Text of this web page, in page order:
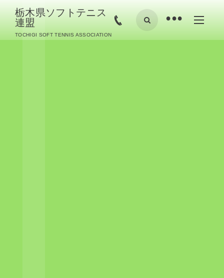
栃木県ソフトテニス
連盟
TOCHIGI SOFT TENNIS ASSOCIATION
•